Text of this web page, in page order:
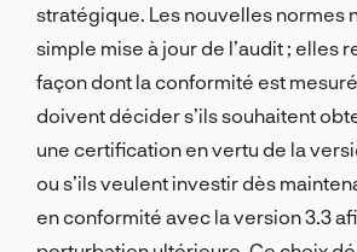
stratégique. Les nouvelles normes
simple mise à jour de l’audit ; elles
façon dont la conformité est
doivent décider s’ils souhaitent
une certification en vertu de la
ou s’ils veulent investir dès
en conformité avec la version 3.3